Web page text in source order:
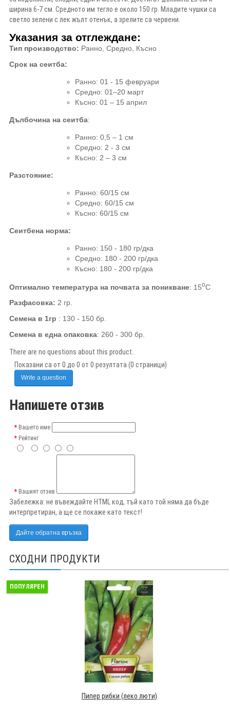
ширина 6-7 см. Средното им тегло е около 150 гр. Младите чушки са
светло зелени с лек жълт отенък, а зрелите са червени.
Указания за отглеждане:
Тип производство: Ранно, Средно, Късно
Срок на сеитба:
Ранно: 01 - 15 февруари
Средно: 01–20 март
Късно: 01 – 15 април
Дълбочина на сеитба:
Ранно: 0,5 – 1 см
Средно: 2 - 3 см
Късно: 2 – 3 см
Разстояние:
Ранно: 60/15 см
Средно: 60/15 см
Късно: 60/15 см
Сеитбена норма:
Ранно: 150 - 180 гр/дка
Средно: 180 - 200 гр/дка
Късно: 180 - 200 гр/дка
Оптимално температура на почвата за поникване: 15оС
Разфасовка: 2 гр.
Семена в 1гр : 130 - 150 бр.
Семена в една опаковка: 260 - 300 бр.
There are no questions about this product..
Показани са от 0 до 0 от 0 резултата (0 страници)
Write a question
Напишете отзив
Вашето име
Рейтинг
Вашият отзив
Забележка: не въвеждайте HTML код, тъй като той няма да бъде
интерпретиран, а ще се покаже като текст!
Дайте обратна връзка
СХОДНИ ПРОДУКТИ
ПОПУЛЯРЕН
Пипер рибки (леко люти)